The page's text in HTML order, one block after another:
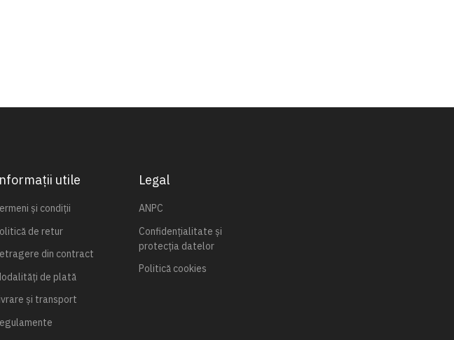
utile
și condiții
de retur
din contract
de plată
și transport
Legal
ANPC
Confidențialitate și
protecția datelor
Politică cookies